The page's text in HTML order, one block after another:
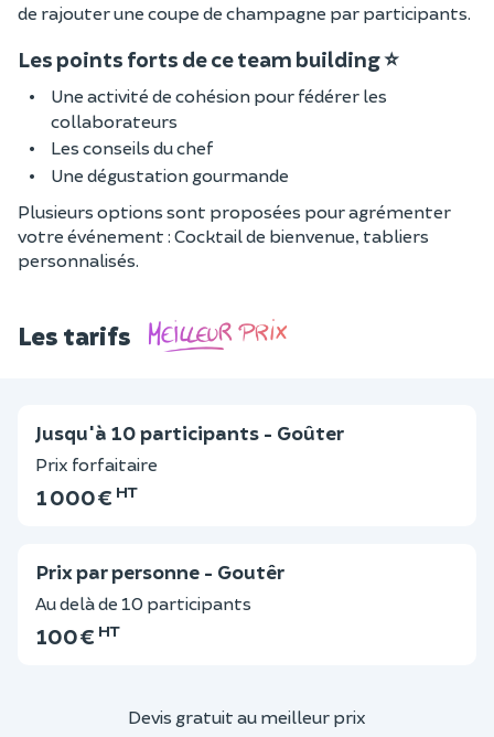
de rajouter une coupe de champagne par participants.
Les points forts de ce team building ⭐
Une activité de cohésion pour fédérer les
collaborateurs
Les conseils du chef
Une dégustation gourmande
Plusieurs options sont proposées pour agrémenter
votre événement : Cocktail de bienvenue, tabliers
personnalisés.
Les tarifs
Jusqu'à 10 participants - Goûter
Prix forfaitaire
1 000 € HT
Prix par personne - Goutêr
Au delà de 10 participants
100 € HT
Devis gratuit au meilleur prix